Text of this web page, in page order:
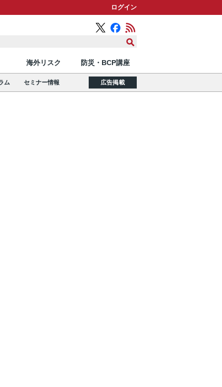
ログイン
海外リスク 防災・BCP講座
ム セミナー情報 広告掲載